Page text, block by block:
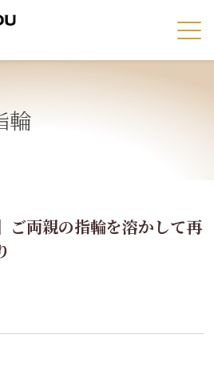
輪
ご両親の指輪を溶かして再